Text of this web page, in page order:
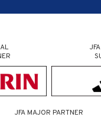
JFA MAJOR PARTNER